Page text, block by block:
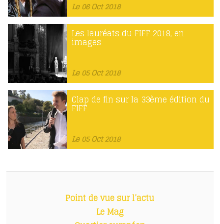
Le 06 Oct 2018
Les lauréats du FIFF 2018, en
images
Le 05 Oct 2018
Clap de fin sur la 33ème édition du
FIFF
Le 05 Oct 2018
Point de vue sur l’actu
Le Mag